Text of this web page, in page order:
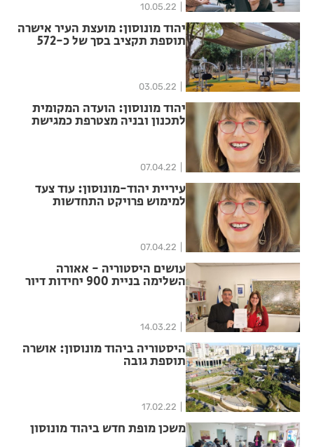
10.05.22
יהוד מונוסון: מועצת העיר אישרה
תוספת תקציב בסך של כ-572
03.05.22
יהוד מונוסון: הועדה המקומית
לתכנון ובניה מצטרפת כמגישת
07.04.22
עיריית יהוד-מונוסון: עוד צעד
למימוש פרויקט התחדשות
07.04.22
עושים היסטוריה - אאורה
השלימה בניית 900 יחידות דיור
14.03.22
היסטוריה ביהוד מונוסון: אושרה
תוספת גובה
17.02.22
משכן מופת חדש ביהוד מונוסון